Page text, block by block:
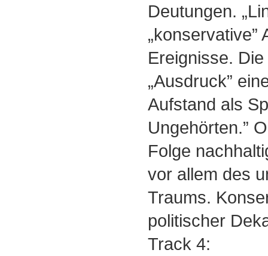
Deutungen.
„konservative”
Ereignisse.
„Ausdruck”
Aufstand als
Ungehörten.”
Folge
vor allem des
Traums.
politischer
Track 4: